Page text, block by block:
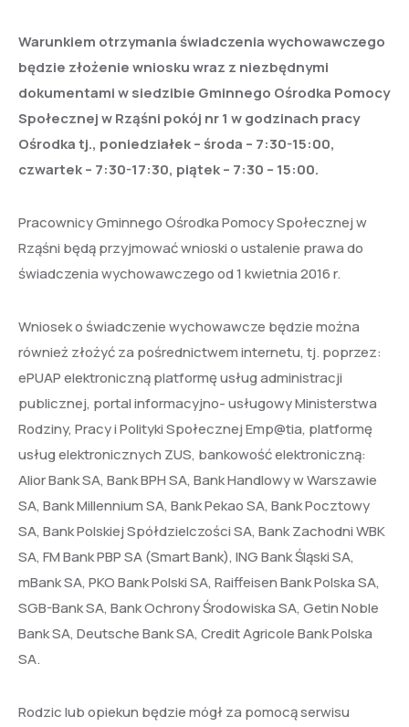
Warunkiem otrzymania świadczenia wychowawczego
będzie złożenie wniosku wraz z niezbędnymi
dokumentami w siedzibie Gminnego Ośrodka Pomocy
Społecznej w Rząśni pokój nr 1 w godzinach pracy
Ośrodka tj., poniedziałek – środa – 7:30-15:00,
czwartek – 7:30-17:30, piątek – 7:30 – 15:00.
Pracownicy Gminnego Ośrodka Pomocy Społecznej w
Rząśni będą przyjmować wnioski o ustalenie prawa do
świadczenia wychowawczego od 1 kwietnia 2016 r.
Wniosek o świadczenie wychowawcze będzie można
również złożyć za pośrednictwem internetu, tj. poprzez:
ePUAP elektroniczną platformę usług administracji
publicznej, portal informacyjno- usługowy Ministerstwa
Rodziny, Pracy i Polityki Społecznej Emp@tia, platformę
usług elektronicznych ZUS, bankowość elektroniczną:
Alior Bank SA, Bank BPH SA, Bank Handlowy w Warszawie
SA, Bank Millennium SA, Bank Pekao SA, Bank Pocztowy
SA, Bank Polskiej Spółdzielczości SA, Bank Zachodni WBK
SA, FM Bank PBP SA (Smart Bank), ING Bank Śląski SA,
mBank SA, PKO Bank Polski SA, Raiffeisen Bank Polska SA,
SGB-Bank SA, Bank Ochrony Środowiska SA, Getin Noble
Bank SA, Deutsche Bank SA, Credit Agricole Bank Polska
SA.
Rodzic lub opiekun będzie mógł za pomocą serwisu